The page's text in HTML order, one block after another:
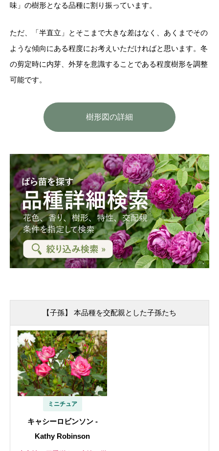
味」の樹形となる品種に割り振っています。
ただ、「半直立」とそこまで大きな差はなく、あくまでその
ような傾向にある程度にお考えいただければと思います。冬
の剪定時に内芽、外芽を意識することである程度樹形を調整
可能です。
樹形図の詳細
【子孫】 本品種を交配親とした子孫たち
ミニチュア
キャシーロビンソン -
Kathy Robinson